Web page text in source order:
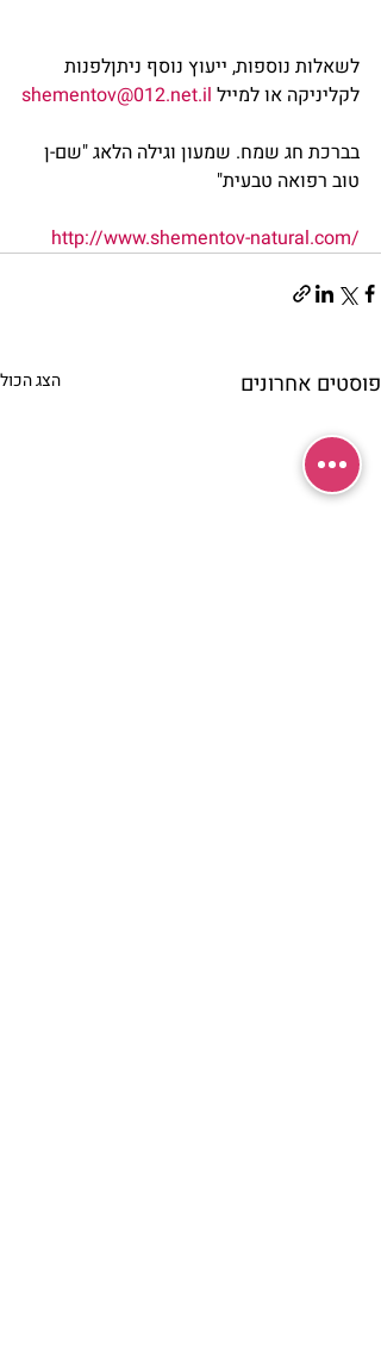
לשאלות נוספות, ייעוץ נוסף ניתןלפנות
לקליניקה או למייל shementov@012.net.il
בברכת חג שמח. שמעון וגילה הלאג "שם-ן
טוב רפואה טבעית"
http://www.shementov-natural.com/
פוסטים אחרונים הצג הכול